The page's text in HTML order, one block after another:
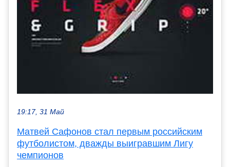
19:17, 31 Май
Матвей Сафонов стал первым российским
футболистом, дважды выигравшим Лигу
чемпионов